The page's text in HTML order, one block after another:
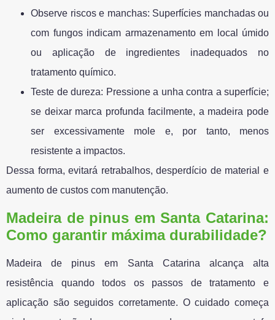
Observe riscos e manchas: Superfícies manchadas ou
com fungos indicam armazenamento em local úmido
ou aplicação de ingredientes inadequados no
tratamento químico.
Teste de dureza: Pressione a unha contra a superfície;
se deixar marca profunda facilmente, a madeira pode
ser excessivamente mole e, por tanto, menos
resistente a impactos.
Dessa forma, evitará retrabalhos, desperdício de material e
aumento de custos com manutenção.
Madeira de pinus em Santa Catarina:
Como garantir máxima durabilidade?
Madeira de pinus em Santa Catarina alcança alta
resistência quando todos os passos de tratamento e
aplicação são seguidos corretamente. O cuidado começa